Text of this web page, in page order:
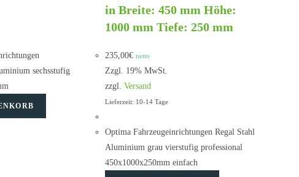
sechsstufig
in Breite: 450 mm Höhe:
1000 mm Tiefe: 250 mm
235,00€ netto
Zzgl. 19% MwSt.
zzgl. Versand
Lieferzeit: 10-14 Tage
Optima Fahrzeugeinrichtungen Regal Stahl
Aluminium grau vierstufig professional
450x1000x250mm einfach